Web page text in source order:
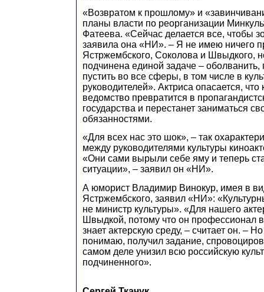
«Возвратом к прошлому» и
планы власти по реорганизации
Фатеева. «Сейчас делается все, чтобы
заявила она «НИ». – Я не имею ничего
Ястржембского, Соколова и Швыдкого,
подчинена единой задаче – оболванить,
пустить во все сферы, в том числе в
руководителей». Актриса опасается, что
ведомство превратится в
государства и перестанет заниматься
обязанностями.
«Для всех нас это шок», – так
между руководителями культуры
«Они сами вырыли себе яму и теперь
ситуации», – заявил он «НИ».
А юморист Владимир Винокур, имея в
Ястржембского, заявил «НИ»:
не министр культуры». «Для нашего
Швыдкой, потому что он профессионал
знает актерскую среду, – считает он. –
понимаю, получил задание,
самом деле унизил всю российскую
подчиненного».